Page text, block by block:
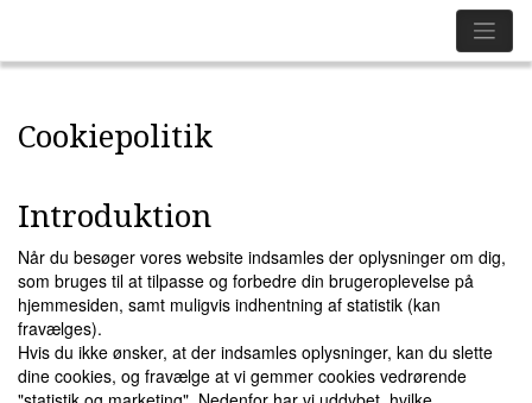
Cookiepolitik
Introduktion
Når du besøger vores website indsamles der oplysninger om dig,
som bruges til at tilpasse og forbedre din brugeroplevelse på
hjemmesiden, samt muligvis indhentning af statistik (kan
fravælges).
Hvis du ikke ønsker, at der indsamles oplysninger, kan du slette
dine cookies, og fravælge at vi gemmer cookies vedrørende